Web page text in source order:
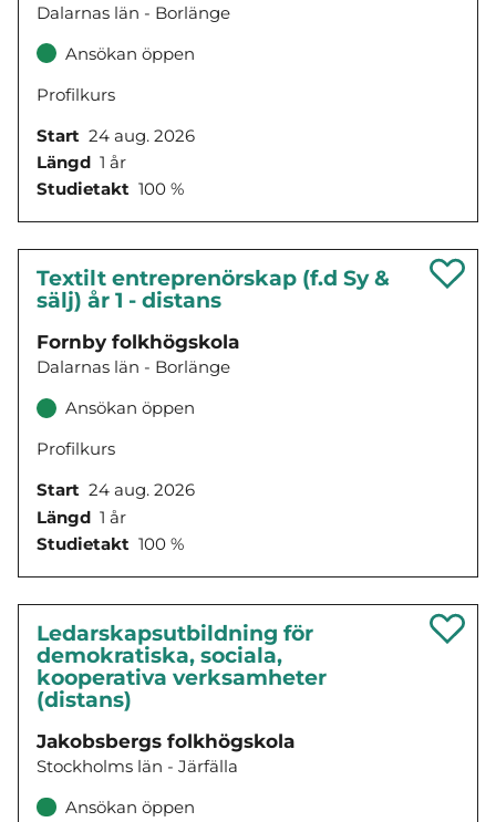
Dalarnas län - Borlänge
Ansökan öppen
Profilkurs
Start 24 aug. 2026
Längd 1 år
Studietakt 100 %
Textilt entreprenörskap (f.d Sy &
sälj) år 1 - distans
Fornby folkhögskola
Dalarnas län - Borlänge
Ansökan öppen
Profilkurs
Start 24 aug. 2026
Längd 1 år
Studietakt 100 %
Ledarskapsutbildning för
demokratiska, sociala,
kooperativa verksamheter
(distans)
Jakobsbergs folkhögskola
Stockholms län - Järfälla
Ansökan öppen